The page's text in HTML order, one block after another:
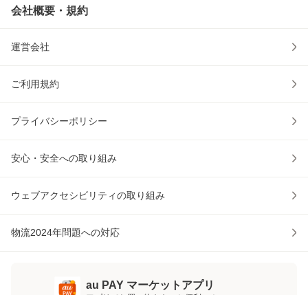
会社概要・規約
運営会社
ご利用規約
プライバシーポリシー
安心・安全への取り組み
ウェブアクセシビリティの取り組み
物流2024年問題への対応
au PAY マーケットアプリ